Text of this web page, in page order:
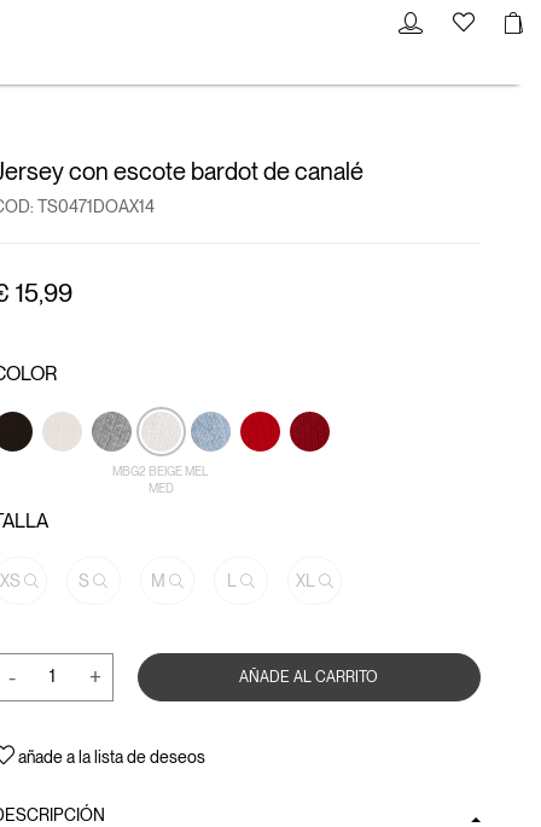
con escote bardot de canalé
TS0471DOAX14
15,99
MBG2 BEIGE MEL
MED
XS S M XL
- + AÑADE AL CARRITO
añade a la lista de deseos